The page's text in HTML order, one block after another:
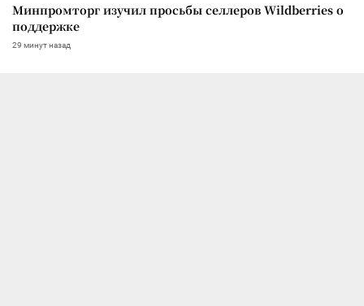
Минпромторг изучил просьбы селлеров Wildberries о
поддержке
29 минут назад